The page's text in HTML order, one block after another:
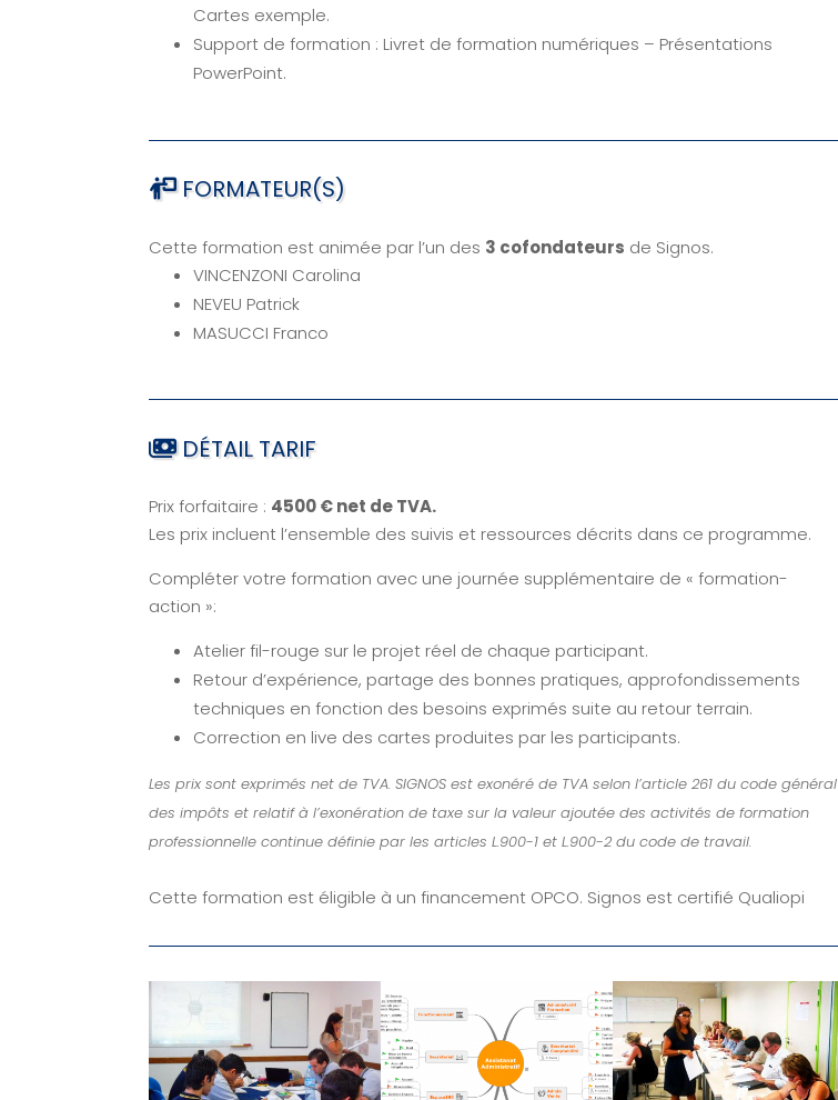
Cartes exemple.
Support de formation : Livret de formation numériques – Présentations
PowerPoint.
FORMATEUR(S)
Cette formation est animée par l’un des 3 cofondateurs de Signos.
VINCENZONI Carolina
NEVEU Patrick
MASUCCI Franco
DÉTAIL TARIF
Prix forfaitaire : 4500 € net de TVA.
Les prix incluent l’ensemble des suivis et ressources décrits dans ce programme.
Compléter votre formation avec une journée supplémentaire de « formation-
action »:
Atelier fil-rouge sur le projet réel de chaque participant.
Retour d’expérience, partage des bonnes pratiques, approfondissements
techniques en fonction des besoins exprimés suite au retour terrain.
Correction en live des cartes produites par les participants.
Les prix sont exprimés net de TVA. SIGNOS est exonéré de TVA selon l’article 261 du code général
des impôts et relatif à l’exonération de taxe sur la valeur ajoutée des activités de formation
professionnelle continue définie par les articles L.900-1 et L.900-2 du code de travail.
Cette formation est éligible à un financement OPCO. Signos est certifié Qualiopi